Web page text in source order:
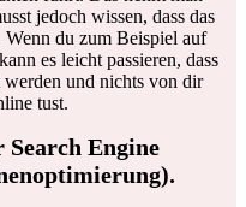
jedoch wissen, dass das
du zum Beispiel auf
es leicht passieren, dass
werden und nichts von dir
tust.
Engine